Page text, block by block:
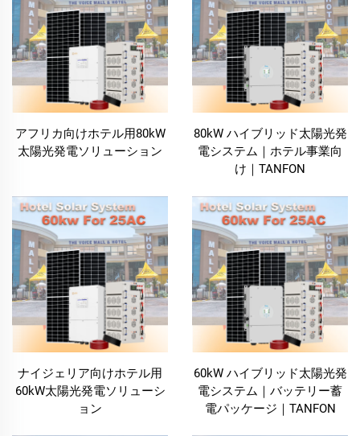
環境にやさしく持続可能なエネルギー
ホテル・ソーラーシステムは、ホテルが環境負荷を低
減するための持続可能なソリューションです。太陽光
発電に依存することで、ホテルは二酸化炭素排出量を
削減し、化石燃料への依存度を低下させることができ
ます。この環境に配慮したエネルギー解決策は、グロ
ーバルな持続可能性目標にも合致するだけでなく、ホ
上にも貢献します。より多くの旅行者がエコフレンド
リーなホテルを求める中、太陽光エネルギーの導入
は、環境意識の高いゲストに対するホテルの魅力を高
める効果があります。
信頼性の高い停電のない電力供給
ホテル用太陽光発電システムの最も重要な特長の一つ
できることです。照明、暖房、冷房、ゲストサービス
など、24時間365日安定したエネルギー供給が不可欠
アフリカ向けホテル用80kW
太陽光発電ソリューション
80kW ハイブリッド太陽光発
電システム｜ホテル事業向
け｜TANFON
ナイジェリア向けホテル用
60kW太陽光発電ソリューシ
ョン
60kW ハイブリッド太陽光発
電システム｜バッテリー蓄
電パッケージ｜TANFON